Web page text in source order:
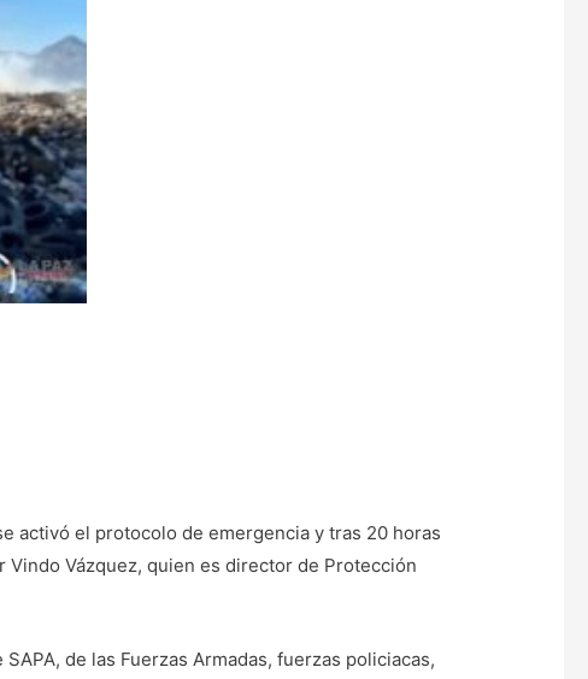
activó el protocolo de emergencia y tras 20 horas
Vázquez, quien es director de Protección
de las Fuerzas Armadas, fuerzas policiacas,